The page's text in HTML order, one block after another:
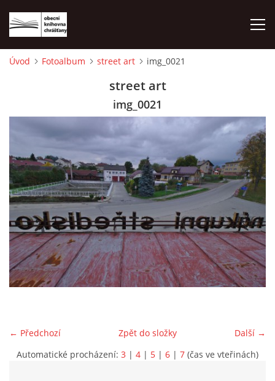
VÝPŮJČNÍ DOBA
KONTAKTY
ON-LINE KATALOG
WEBOVÁ KAMERA
STREET ART
Úvod Fotoalbum street art img_0021
street art
img_0021
← Předchozí Další →
Zpět do složky
Automatické procházení: 3 | 4 | 5 | 6 | 7 (čas ve vteřinách)